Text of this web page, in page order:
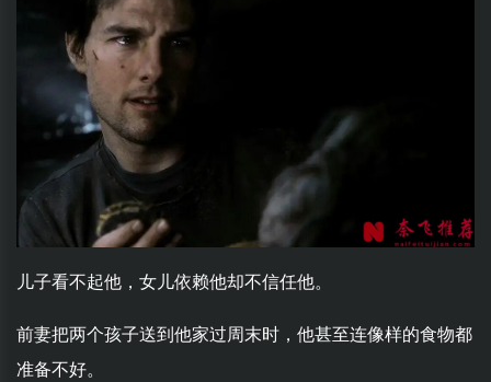
儿子看不起他，女儿依赖他却不信任他。
前妻把两个孩子送到他家过周末时，他甚至连像样的食物都
准备不好。